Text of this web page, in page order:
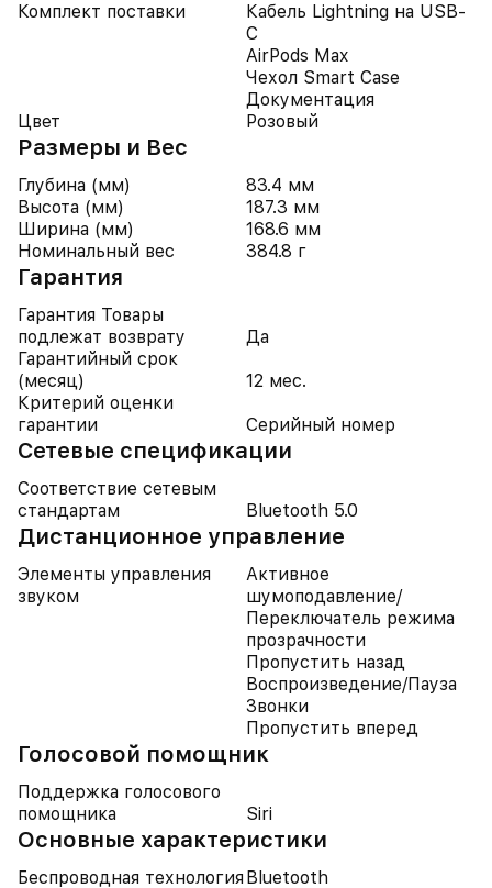
Комплект поставки
Кабель Lightning на USB-
C
AirPods Max
Чехол Smart Case
Документация
Цвет
Розовый
Размеры и Вес
Глубина (мм)
83.4 мм
Высота (мм)
187.3 мм
Ширина (мм)
168.6 мм
Номинальный вес
384.8 г
Гарантия
Гарантия Товары
подлежат возврату
Да
Гарантийный срок
(месяц)
12 мес.
Критерий оценки
гарантии
Серийный номер
Cетевые спецификации
Соответствие сетевым
стандартам
Bluetooth 5.0
Дистанционное управление
Элементы управления
звуком
Активное
шумоподавление/
Переключатель режима
прозрачности
Пропустить назад
Воспроизведение/Пауза
Звонки
Пропустить вперед
Голосовой помощник
Поддержка голосового
помощника
Siri
Основные характеристики
Беспроводная технология Bluetooth